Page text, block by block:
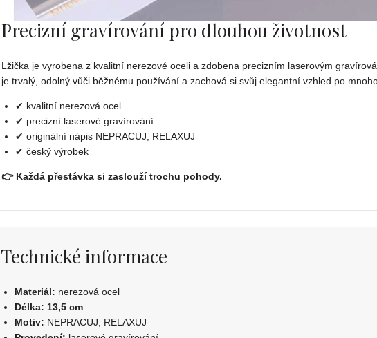
Precizní gravírování pro dlouhou životnost
Lžička je vyrobena z kvalitní nerezové oceli a zdobena precizním laserovým
je trvalý, odolný vůči běžnému používání a zachová si svůj elegantní vzhled po
✔ kvalitní nerezová ocel
✔ precizní laserové gravírování
✔ originální nápis NEPRACUJ, RELAXUJ
✔ český výrobek
👉 Každá přestávka si zaslouží trochu pohody.
Technické informace
Materiál: nerezová ocel
Délka: 13,5 cm
Motiv: NEPRACUJ, RELAXUJ